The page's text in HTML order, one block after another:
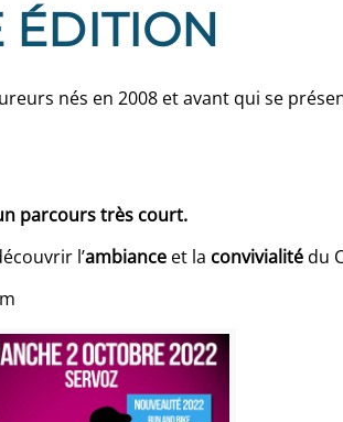
ÉDITION
nés en 2008 et avant qui se
parcours très court.
l’ambiance et la convivialitédu